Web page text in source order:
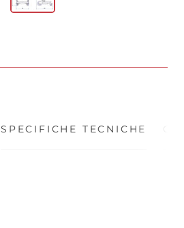
SPECIFICHE TECNICHE